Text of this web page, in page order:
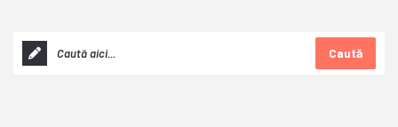
Caută